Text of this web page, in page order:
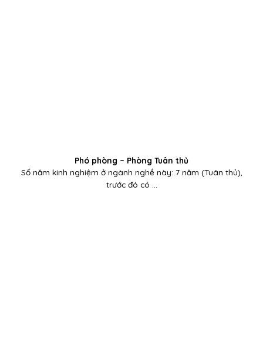
Phó phòng – Phòng Tuân thủ
Số năm kinh nghiệm ở ngành nghề này: 7 năm (Tuân thủ),
trước đó có ...